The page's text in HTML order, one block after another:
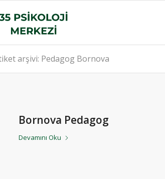
arşivi: Pedagog Bornova
Bornova Pedagog
Devamını Oku